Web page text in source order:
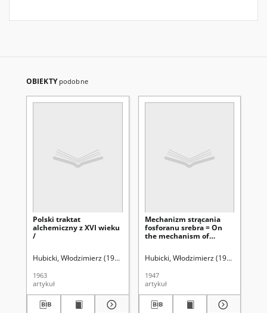
OBIEKTY podobne
Polski traktat
alchemiczny z XVI wieku
/
Hubicki, Włodzimierz (1914-1977). Hubicki, Włodzimierz (1914-1977).
1963
artykuł
Mechanizm strącania
fosforanu srebra = On
the mechanism of
Hubicki, Włodzimierz (1914-1977).
1947
artykuł